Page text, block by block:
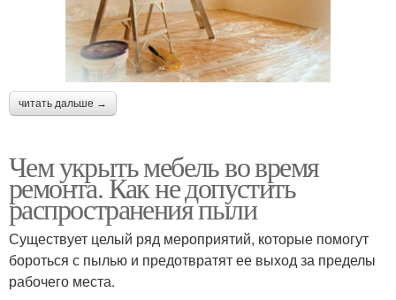
читать дальше →
Чем укрыть мебель во время
ремонта. Как не допустить
распространения пыли
Существует целый ряд мероприятий, которые помогут
бороться с пылью и предотвратят ее выход за пределы
рабочего места.